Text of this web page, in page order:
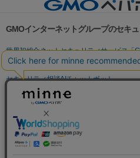
GMOインターネットグループのセキ
世界初総合ネットセキュリティサービス「
パスワード漏洩診断
Webサイトリスク
セキュリティ相談AIチャットボット
実在証明・盗聴対策
サイバー攻撃対策（GMO Flatt Security）
セキュリティ事業の軌跡